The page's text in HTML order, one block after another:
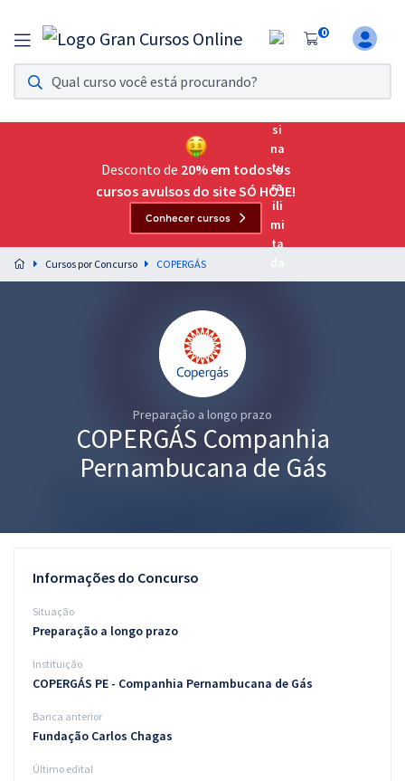
0
Assinatura Ilimitada 11
Acesso a todos os cursos. Teste grátis por 7 dias!
Assinatura OAB Até Passar
Acesso ilimitado a toda preparação para o Exame da
Preparação completa e intensiva para as principais
residências em saúde do Brasil
Graduação
Conteúdo gratuito
Blog
Desconto de 20% em todos os
cursos avulsos do site SÓ HOJE!
Conhecer cursos
Cursos por Concurso COPERGÁS
Preparação a longo prazo
COPERGÁS Companhia
Pernambucana de Gás
Informações do Concurso
Situação
Preparação a longo prazo
Instituição
COPERGÁS PE - Companhia Pernambucana de Gás
Banca anterior
Fundação Carlos Chagas
Último edital